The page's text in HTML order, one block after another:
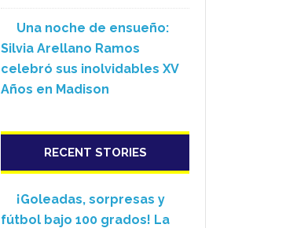
Una noche de ensueño:
Silvia Arellano Ramos
celebró sus inolvidables XV
Años en Madison
RECENT STORIES
¡Goleadas, sorpresas y
fútbol bajo 100 grados! La